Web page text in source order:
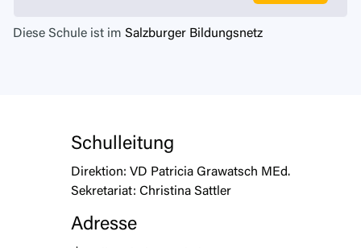
Diese Schule ist im Salzburger Bildungsnetz
Schulleitung
Direktion: VD Patricia Grawatsch MEd.
Sekretariat: Christina Sattler
Adresse